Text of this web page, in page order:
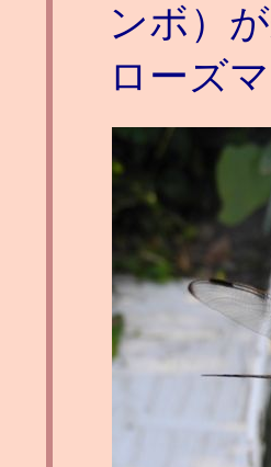
ンボ）
ローズ